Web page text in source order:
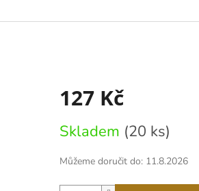
127 Kč
cena:
Skladem (20 ks)
Můžeme doručit do: 11.8.2026